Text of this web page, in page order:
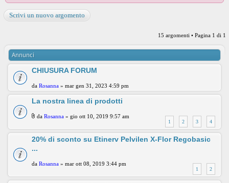
Scrivi un nuovo argomento
15 argomenti • Pagina 1 di 1
Annunci
CHIUSURA FORUM
da Rosanna » mar gen 31, 2023 4:59 pm
La nostra linea di prodotti
1 2 3 4
da Rosanna » gio ott 10, 2019 9:57 am
20% di sconto su Etinerv Pelvilen X-Flor Regobasic
...
1 2
da Rosanna » mar ott 08, 2019 3:44 pm